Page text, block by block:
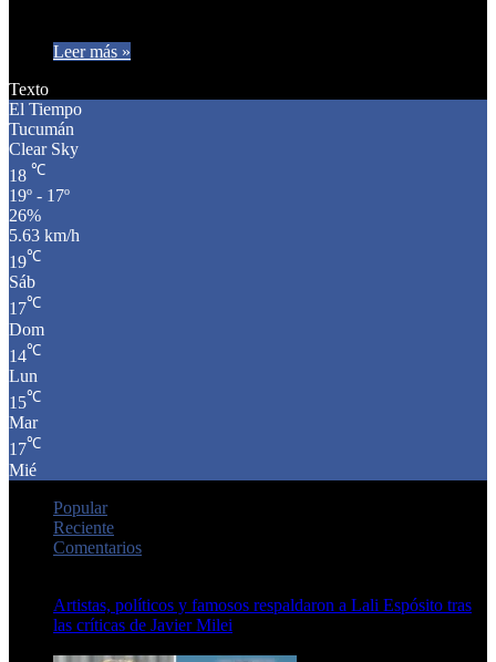
Leer más »
Texto
El Tiempo
Tucumán
Clear Sky
18 ℃
19º - 17º
26%
5.63 km/h
19℃
Sáb
17℃
Dom
14℃
Lun
15℃
Mar
17℃
Mié
Popular
Reciente
Comentarios
Artistas, políticos y famosos respaldaron a Lali Espósito tras
las críticas de Javier Milei